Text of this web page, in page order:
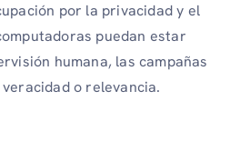
por la privacidad y el
puedan estar
humana, las campañas
o relevancia.